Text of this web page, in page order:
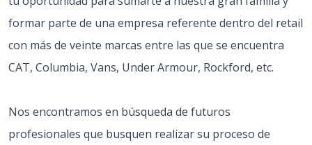
formar parte de una empresa referente dentro del retail
con más de veinte marcas entre las que se encuentra
CAT, Columbia, Vans, Under Armour, Rockford, etc.
Nos encontramos en búsqueda de futuros
profesionales que busquen realizar su proceso de